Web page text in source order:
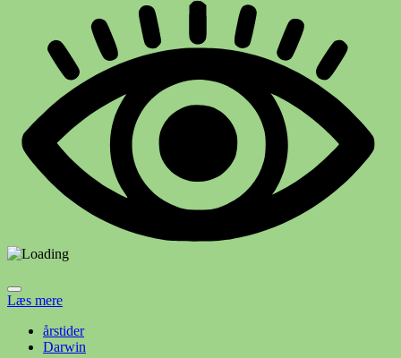
Læs mere
årstider
Darwin